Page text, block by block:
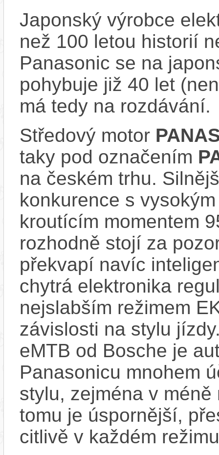
Japonský výrobce
než 100 letou historií
Panasonic se na
pohybuje již 40 let
má tedy na rozdávání.
Středový motor
taky pod označením
na českém trhu.
konkurence s
kroutícím momentem
rozhodně stojí za
překvapí navíc
chytrá elektronika
nejslabším režimem
závislosti na stylu
eMTB od Bosche je
Panasonicu mnohem
stylu, zejména v
tomu je úspornější,
citlivě v každém